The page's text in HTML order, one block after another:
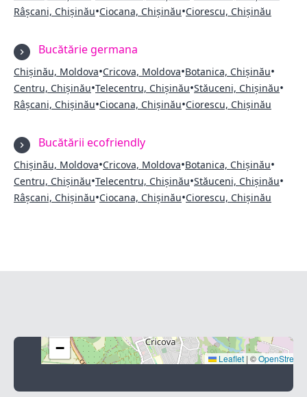
Râșcani, Chișinău•Ciocana, Chișinău•Ciorescu, Chișinău
Bucătărie germana
Chișinău, Moldova•Cricova, Moldova•Botanica, Chișinău•
Centru, Chișinău•Telecentru, Chișinău•Stăuceni, Chișinău•
Râșcani, Chișinău•Ciocana, Chișinău•Ciorescu, Chișinău
Bucătării ecofriendly
Chișinău, Moldova•Cricova, Moldova•Botanica, Chișinău•
Centru, Chișinău•Telecentru, Chișinău•Stăuceni, Chișinău•
Râșcani, Chișinău•Ciocana, Chișinău•Ciorescu, Chișinău
−
Leaflet | ©